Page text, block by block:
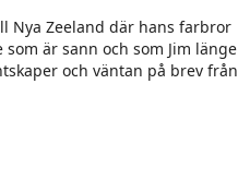
Nya Zeeland där hans farbror
är sann och som Jim länge
och väntan på brev från